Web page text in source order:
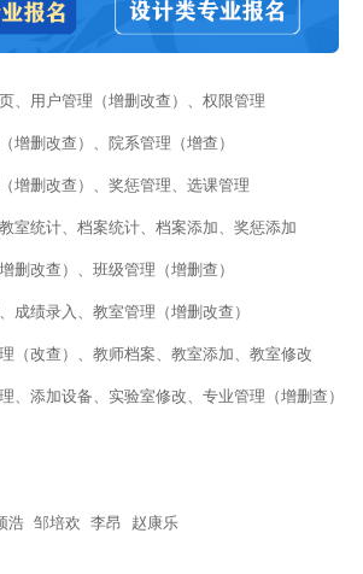
东 曹鑫 余超 卿广权 刘维福 李嘉隆
、用户管理（增删改查）、权限管理
增删改查）、院系管理（增查）
增删改查）、奖惩管理、选课管理
室统计、档案统计、档案添加、奖惩添加
删改查）、班级管理（增删查）
成绩录入、教室管理（增删改查）
（改查）、教师档案、教室添加、教室修改
、添加设备、实验室修改、专业管理（增删查）
浩 邹培欢 李昂 赵康乐